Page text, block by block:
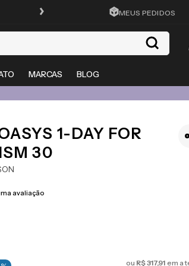
FRETE
MEUS PEDIDOS
MARCAS BLOG
1-DAY FOR
30
avaliação
ou R$317,91 em